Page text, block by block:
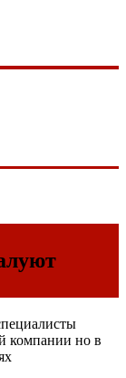
компании но в